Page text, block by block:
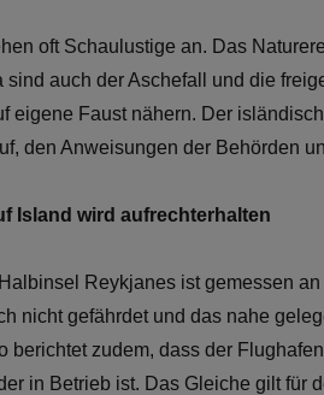
oft Schaulustige an. Das
auch der Aschefall und die
eigene Faust nähern. Der
den Anweisungen der Behörden
Island wird aufrechterhalten
Reykjanes ist gemessen
nicht gefährdet und das nahe
berichtet zudem, dass der
in Betrieb ist. Das Gleiche gilt für